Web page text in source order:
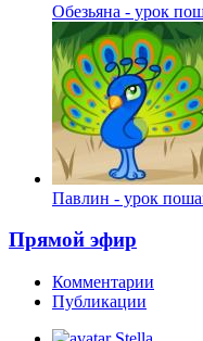
Обезьяна - урок
Павлин - урок
Прямой эфир
Комментарии
Публикации